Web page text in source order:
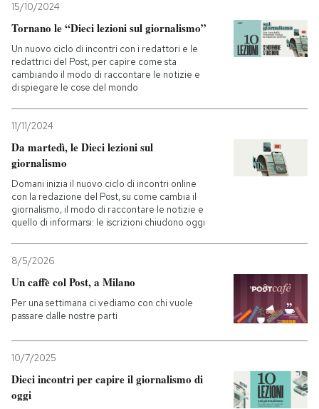
NEWSLETTER
I MIEI PREFERITI
SHOP
CALENDARIO
Entra
15/10/2024
Tornano le “Dieci lezioni sul giornalismo”
Un nuovo ciclo di incontri con i redattori e le
redattrici del Post, per capire come sta
cambiando il modo di raccontare le notizie e
di spiegare le cose del mondo
11/11/2024
Da martedì, le Dieci lezioni sul
giornalismo
Domani inizia il nuovo ciclo di incontri online
con la redazione del Post, su come cambia il
giornalismo, il modo di raccontare le notizie e
quello di informarsi: le iscrizioni chiudono oggi
8/5/2026
Un caffè col Post, a Milano
Per una settimana ci vediamo con chi vuole
passare dalle nostre parti
10/7/2025
Dieci incontri per capire il giornalismo di
oggi